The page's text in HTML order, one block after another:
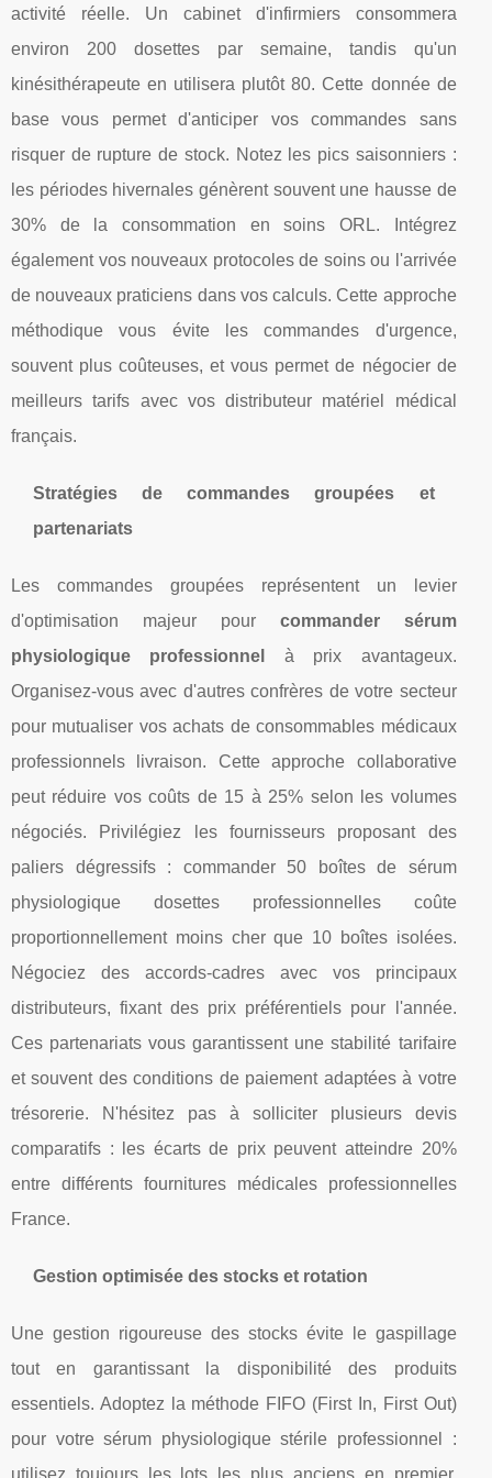
activité réelle. Un cabinet d'infirmiers consommera
environ 200 dosettes par semaine, tandis qu'un
kinésithérapeute en utilisera plutôt 80. Cette donnée de
base vous permet d'anticiper vos commandes sans
risquer de rupture de stock. Notez les pics saisonniers :
les périodes hivernales génèrent souvent une hausse de
30% de la consommation en soins ORL. Intégrez
également vos nouveaux protocoles de soins ou l'arrivée
de nouveaux praticiens dans vos calculs. Cette approche
méthodique vous évite les commandes d'urgence,
souvent plus coûteuses, et vous permet de négocier de
meilleurs tarifs avec vos distributeur matériel médical
français.
Stratégies de commandes groupées et
partenariats
Les commandes groupées représentent un levier
d'optimisation majeur pour commander sérum
physiologique professionnel
à prix avantageux.
Organisez-vous avec d'autres confrères de votre secteur
pour mutualiser vos achats de consommables médicaux
professionnels livraison. Cette approche collaborative
peut réduire vos coûts de 15 à 25% selon les volumes
négociés. Privilégiez les fournisseurs proposant des
paliers dégressifs : commander 50 boîtes de sérum
physiologique dosettes professionnelles coûte
proportionnellement moins cher que 10 boîtes isolées.
Négociez des accords-cadres avec vos principaux
distributeurs, fixant des prix préférentiels pour l'année.
Ces partenariats vous garantissent une stabilité tarifaire
et souvent des conditions de paiement adaptées à votre
trésorerie. N'hésitez pas à solliciter plusieurs devis
comparatifs : les écarts de prix peuvent atteindre 20%
entre différents fournitures médicales professionnelles
France.
Gestion optimisée des stocks et rotation
Une gestion rigoureuse des stocks évite le gaspillage
tout en garantissant la disponibilité des produits
essentiels. Adoptez la méthode FIFO (First In, First Out)
pour votre sérum physiologique stérile professionnel :